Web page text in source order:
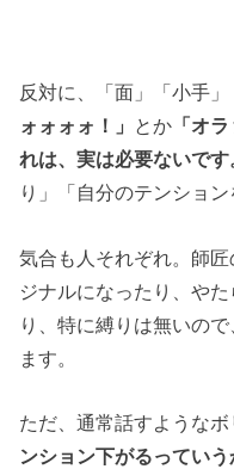
反対に、「面」「小手
ォォォォ！」 とか 「オ
れは、実は必要ないです
り」「自分のテンショ
気合も人それぞれ。師
ジナルになったり、や
り、特に縛りは無いの
ます。
ただ、通常話すような
ンション下がるってい